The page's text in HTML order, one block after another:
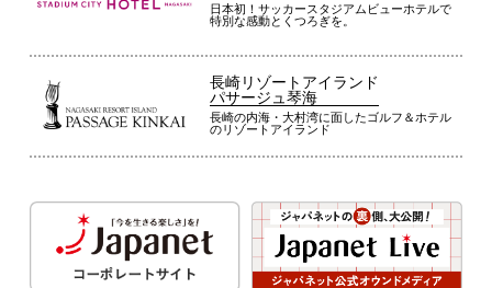
日本初！サッカースタジアムビューホテルで
特別な感動とくつろぎを。
長崎リゾートアイランド
パサージュ琴海
長崎の内海・大村湾に面したゴルフ＆ホテル
のリゾートアイランド